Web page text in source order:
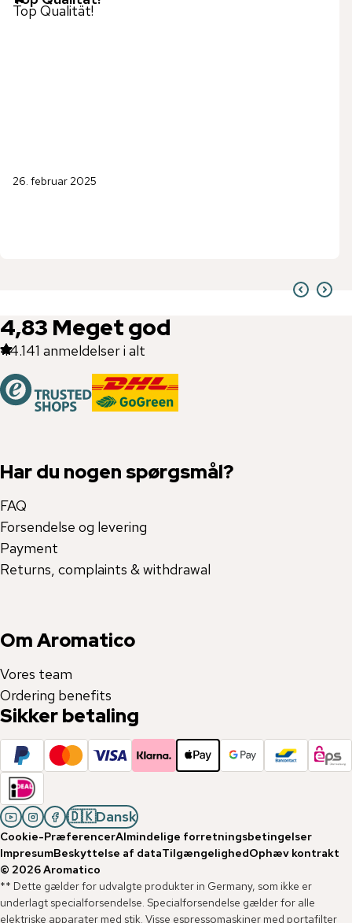
Top Qualität!
26. februar 2025
4,83 Meget god
44.141 anmeldelser i alt
Har du nogen spørgsmål?
FAQ
Forsendelse og levering
Payment
Returns, complaints & withdrawal
Om Aromatico
Vores team
Ordering benefits
Sikker betaling
🇩🇰Dansk
Cookie-PræferencerAlmindelige forretningsbetingelser
ImpresumBeskyttelse af dataTilgængelighedOphæv kontrakt
© 2026Aromatico
** Dette gælder for udvalgte produkter in Germany, som ikke er
underlagt specialforsendelse. Specialforsendelse gælder for alle
elektriske apparater med stik. Visse espressomaskiner med portafilter